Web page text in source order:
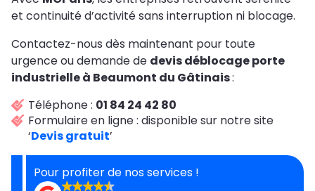
et continuité d’activité sans interruption ni blocage.
Contactez-nous dès maintenant pour toute
urgence ou demande de devis déblocage porte
industrielle à Beaumont du Gâtinais:
Téléphone : 01 84 24 42 80
Formulaire en ligne : disponible sur notre site
‘Devis gratuit’
Pour profiter de nos services !